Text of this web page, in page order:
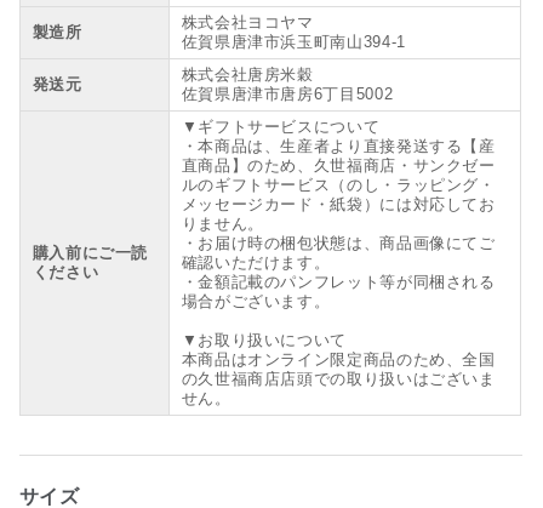
製造所
株式会社ヨコヤマ
佐賀県唐津市浜玉町南山394-1
発送元
株式会社唐房米穀
佐賀県唐津市唐房6丁目5002
購入前にご一読
ください
▼ギフトサービスについて
・本商品は、生産者より直接発送する【産
直商品】のため、久世福商店・サンクゼー
ルのギフトサービス（のし・ラッピング・
メッセージカード・紙袋）には対応してお
りません。
・お届け時の梱包状態は、商品画像にてご
確認いただけます。
・金額記載のパンフレット等が同梱される
場合がございます。
▼お取り扱いについて
本商品はオンライン限定商品のため、全国
の久世福商店店頭での取り扱いはございま
せん。
サイズ